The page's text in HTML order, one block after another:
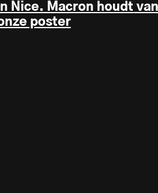
Nice. Macron houdt
poster